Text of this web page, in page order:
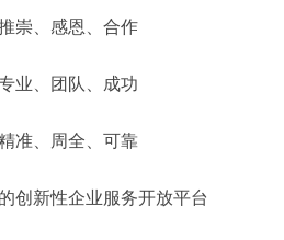
崇、感恩、合作
业、团队、成功
准、周全、可靠
创新性企业服务开放平台